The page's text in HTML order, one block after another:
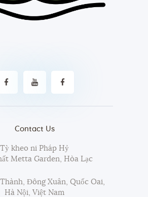
Contact Us
Tỳ kheo ni Pháp Hỷ
Metta Garden, Hòa Lạc
Đông Xuân, Quốc Oai,
Hà Nội, Việt Nam